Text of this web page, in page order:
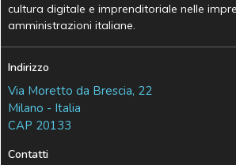
cultura digitale e imprenditoriale nelle
amministrazioni italiane.
Indirizzo
Via Moretto da Brescia, 22
Milano - Italia
CAP 20133
Contatti